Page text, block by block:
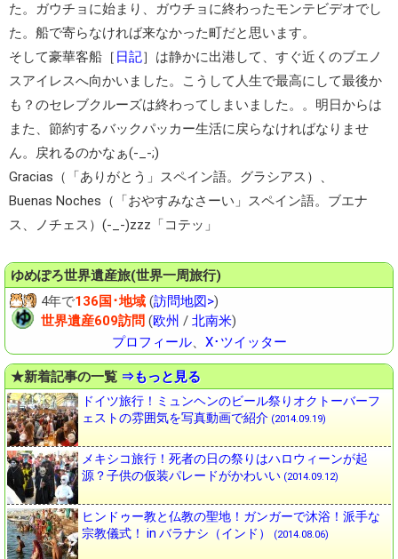
た。ガウチョに始まり、ガウチョに終わったモンテビデオでし
た。船で寄らなければ来なかった町だと思います。
そして豪華客船［ 日記］は静かに出港して、すぐ近くのブエノ
スアイレスへ向かいました。こうして人生で最高にして最後か
も？のセレブクルーズは終わってしまいました。。明日からは
また、節約するバックパッカー生活に戻らなければなりませ
ん。戻れるのかなぁ(-_-;)
Gracias（「ありがとう」スペイン語。グラシアス）、
Buenas Noches（「おやすみなさーい」スペイン語。ブエナ
ス、ノチェス）(-_-)zzz「コテッ」
ゆめぽろ世界遺産旅(世界一周旅行)
4年で136国･地域 (訪問地図>)
世界遺産609訪問 (欧州 / 北南米)
プロフィール、 X･ツイッター
★新着記事の一覧 ⇒もっと見る
ドイツ旅行！ミュンヘンのビール祭りオクトーバーフ
ェストの雰囲気を写真動画で紹介 (2014.09.19)
メキシコ旅行！死者の日の祭りはハロウィーンが起
源？子供の仮装パレードがかわいい (2014.09.12)
ヒンドゥー教と仏教の聖地！ガンガーで沐浴！派手な
宗教儀式！ in バラナシ（インド）
(2014.08.06)